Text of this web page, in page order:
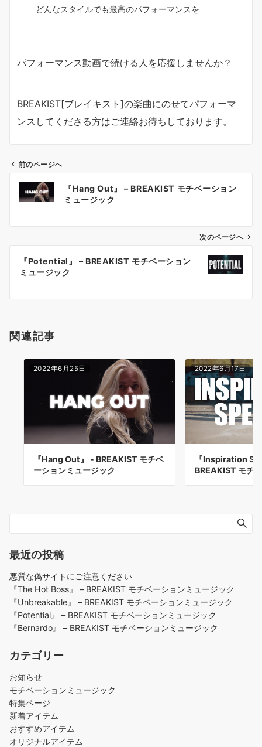
どんなスタイルでも最高のパフォーマンスを
パフォーマンス動画で続ける人を応援しませんか？
BREAKIST[ブレイキスト]の楽曲にのせてパフォーマ
ンスしてくださる方はご連絡お待ちしております。
ン
前のページへ
『Hang Out』 – BREAKIST モチベーション
ミュージック
次のページへ
『Potential』 – BREAKIST モチベーション
ミュージック
関連記事
2022年6月25日
『Hang Out』 - BREAKIST モチベ
ーションミュージック
2022年6月17日
『Inspiration
BREAKIST モチ
最近の投稿
悪質な偽サイトにご注意ください
『The Hot Boss』 – BREAKIST モチベーションミュージック
『Unbreakable』 – BREAKIST モチベーションミュージック
『Potential』 – BREAKIST モチベーションミュージック
『Bernardo』 – BREAKIST モチベーションミュージック
カテゴリー
お知らせ
モチベーションミュージック
特集ページ
新着アイテム
おすすめアイテム
オリジナルアイテム